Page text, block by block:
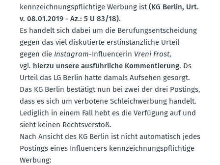
kennzeich­nungs­pflichtige Werbung ist(KG Berlin, Urt.
v. 08.01.2019 - Az.: 5 U 83/18).
Es handelt sich dabei um die Berufungs­ent­scheidung
gegen das viel disku­tierte erstin­stanz­liche Urteil
gegen die Instagram-Influ­en­cerin Vreni Frost,
vgl. hierzu unsere ausführ­liche Kommen­tierung. Ds
Urteil das LG Berlin hatte damals Aufsehen gesorgt.
Das KG Berlin bestätigt nun bei zwei der drei Postings,
dass es sich um verbotene Schleich­werbung handelt.
Lediglich in einem Fall hebt es die Verfügung auf und
sieht keinen Rechts­verstoß.
Nach Ansicht des KG Berlin ist nicht automa­tisch jedes
Postings eines Influ­encers kennzeich­nungs­pflichtige
Werbung: